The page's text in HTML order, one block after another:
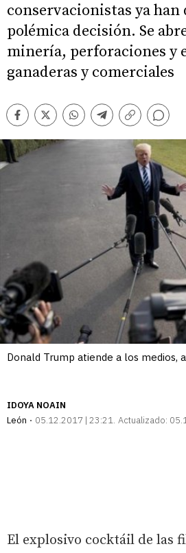
conservacionistas ya han
polémica decisión. Se
minería, perforaciones y
ganaderas y comerciales
Facebook
TwitterWhatsappTelegram
Copiar
Comentarios
Donald Trump atiende a los medios,
IDOYA NOAIN
León
05.12.2017 | 23:21 Actualizado:
El explosivo cocktáil de las